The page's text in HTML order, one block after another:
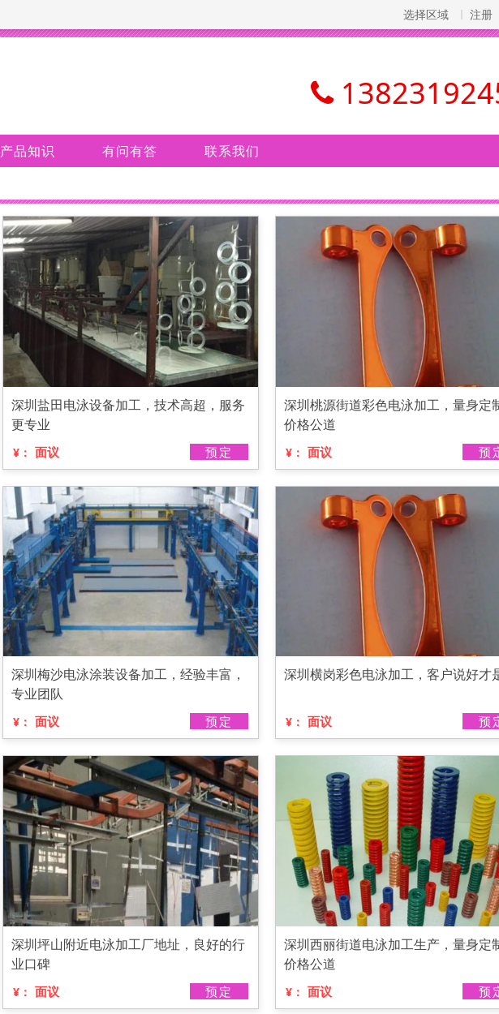
选择区域 注册
产品知识 有问有答 联系我们
深圳盐田电泳设备加工，技术高超，服务
更专业
¥： 面议 预定
深圳桃源街道彩色电泳加工，量身定
价格公道
¥： 面议 预
深圳梅沙电泳涂装设备加工，经验丰富，
专业团队
¥： 面议 预定
深圳横岗彩色电泳加工，客户说好才
¥： 面议 预
深圳坪山附近电泳加工厂地址，良好的行
业口碑
¥： 面议 预定
深圳西丽街道电泳加工生产，量身定
价格公道
¥： 面议 预